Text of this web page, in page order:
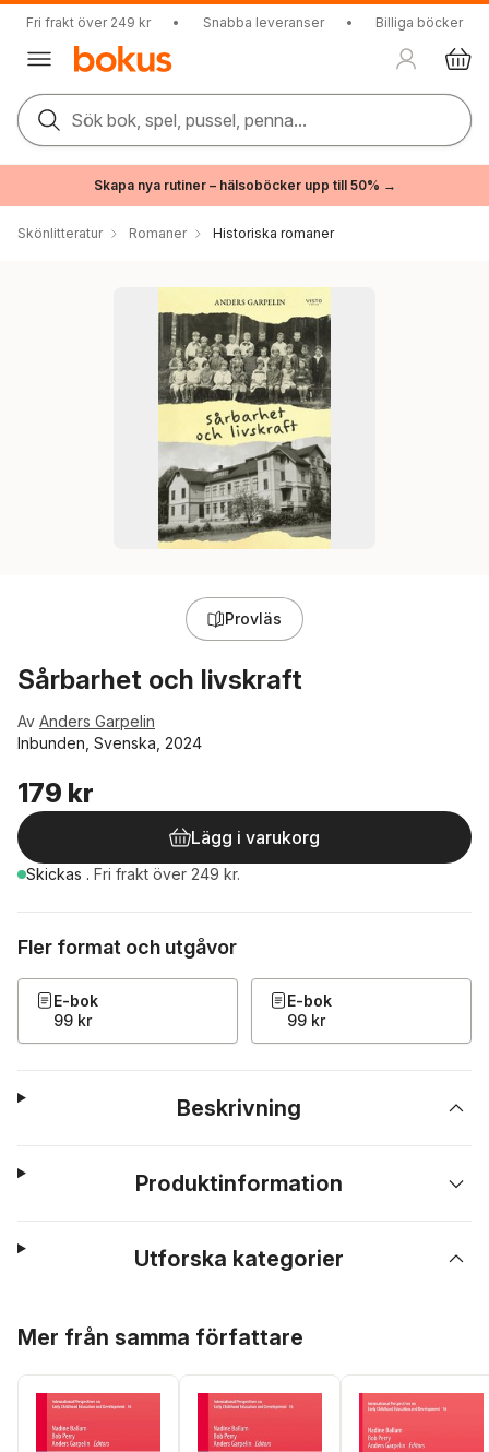
Fri frakt över 249 kr • Snabba leveranser • Billiga böcker
Sök bok, spel, pussel, penna...
Skapa nya rutiner – hälsoböcker upp till 50% →
Skönlitteratur Romaner Historiska romaner
Provläs
Sårbarhet och livskraft
Av Anders Garpelin
Inbunden, Svenska, 2024
179 kr
Lägg i varukorg
Skickas . Fri frakt över 249 kr.
Fler format och utgåvor
E-bok
99 kr
E-bok
99 kr
Beskrivning
Produktinformation
Utforska kategorier
Mer från samma författare